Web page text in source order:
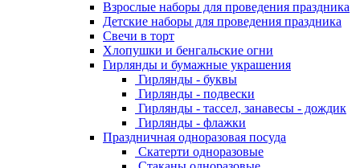
Взрослые наборы для проведения праздника
Детские наборы для проведения праздника
Свечи в торт
Хлопушки и бенгальские огни
Гирлянды и бумажные украшения
Гирлянды - буквы
Гирлянды - подвески
Гирлянды - тассел, занавесы - дождик
Гирлянды - флажки
Праздничная одноразовая посуда
Скатерти одноразовые